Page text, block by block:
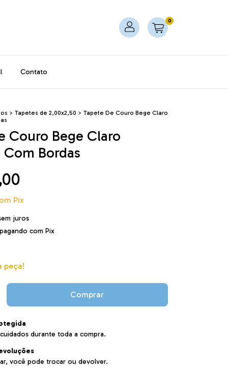
0
Contato
> Tapetes de 2,00x2,50 > Tapete De Couro Bege Claro
Couro Bege Claro
Com Bordas
Pix
juros
pagando com Pix
peça!
durante toda a compra.
você pode trocar ou devolver.